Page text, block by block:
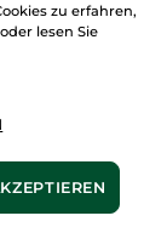
12/08
zu erfahren,
lesen Sie